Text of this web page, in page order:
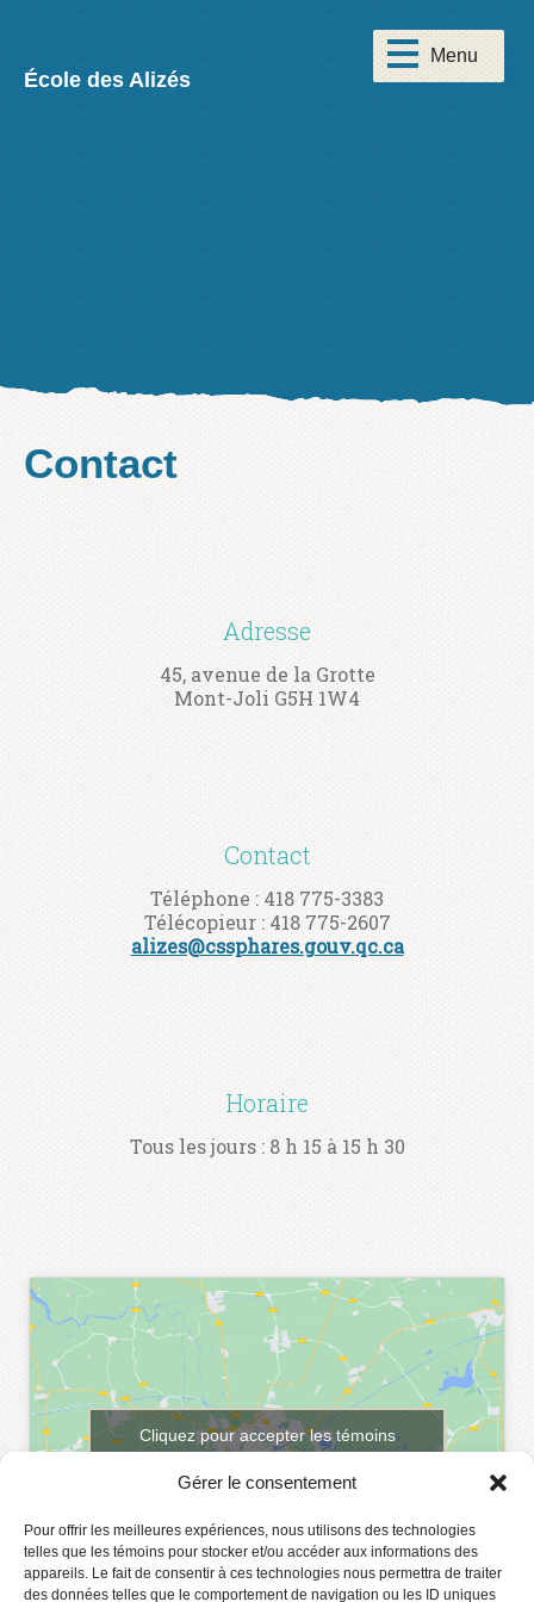
Gérer le consentement
Pour offrir les meilleures expériences, nous utilisons des technologies
telles que les témoins pour stocker et/ou accéder aux informations des
appareils. Le fait de consentir à ces technologies nous permettra de traiter
des données telles que le comportement de navigation ou les ID uniques
École des Alizés
Contact
Adresse
45, avenue de la Grotte
Mont-Joli G5H 1W4
Contact
Téléphone : 418 775-3383
Télécopieur : 418 775-2607
alizes@cssphares.gouv.qc.ca
Horaire
Tous les jours : 8 h 15 à 15 h 30
Cliquez pour accepter les témoins